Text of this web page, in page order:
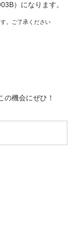
）になります。
。ご了承ください
機会にぜひ！